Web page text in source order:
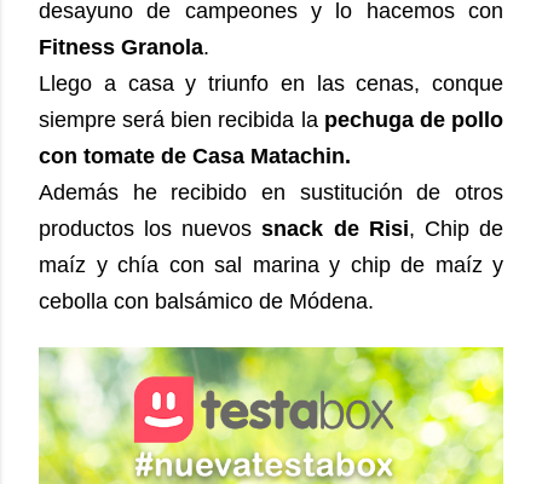
desayuno de campeones y lo hacemos con
Fitness Granola.
Llego a casa y triunfo en las cenas, conque
siempre será bien recibida la pechuga de pollo
con tomate de Casa Matachin.
Además he recibido en sustitución de otros
productos los nuevossnack de Risi, Chip de
maíz y chía con sal marina y chip de maíz y
cebolla con balsámico de Módena.